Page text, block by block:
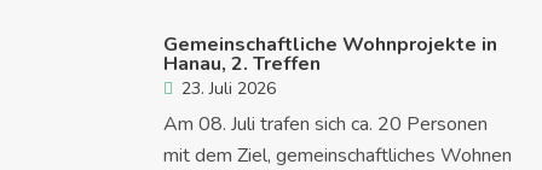
Gemeinschaftliche Wohnprojekte in
Hanau, 2. Treffen
23. Juli 2026
Am 08. Juli trafen sich ca. 20 Personen
mit dem Ziel, gemeinschaftliches Wohnen